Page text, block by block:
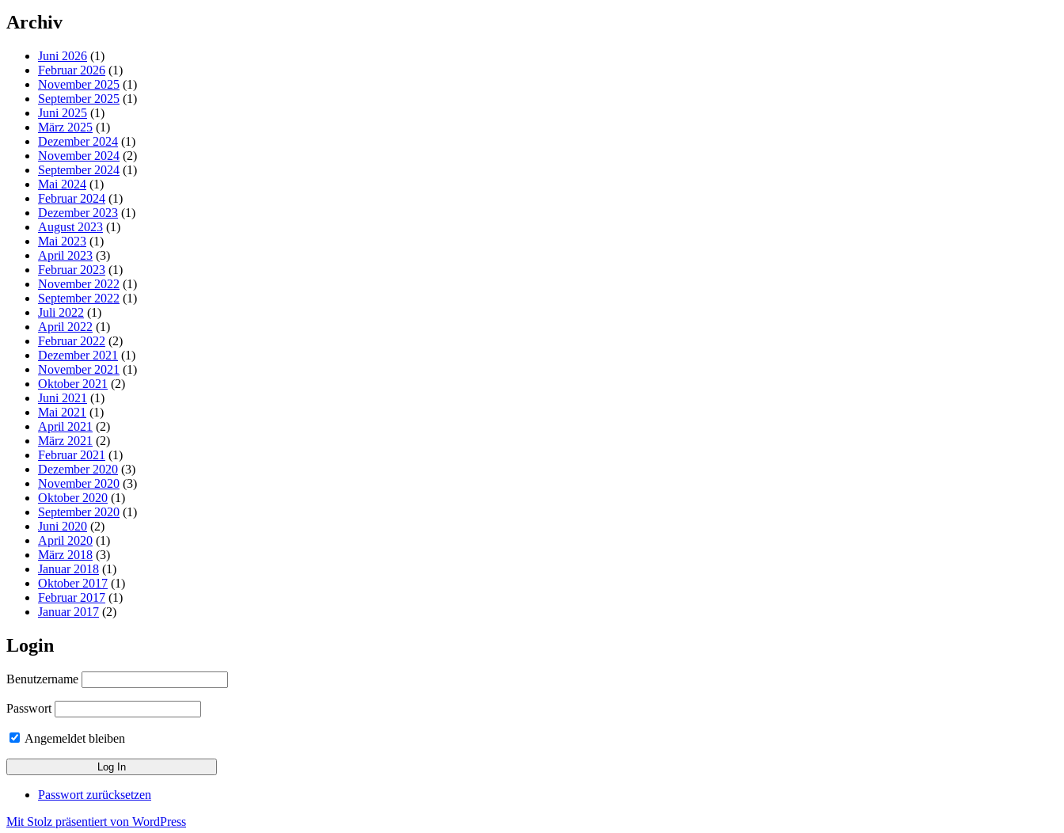
Archiv
Juni 2026 (1)
Februar 2026 (1)
November 2025 (1)
September 2025 (1)
Juni 2025 (1)
März 2025 (1)
Dezember 2024 (1)
November 2024 (2)
September 2024 (1)
Mai 2024 (1)
Februar 2024 (1)
Dezember 2023 (1)
August 2023 (1)
Mai 2023 (1)
April 2023 (3)
Februar 2023 (1)
November 2022 (1)
September 2022 (1)
Juli 2022 (1)
April 2022 (1)
Februar 2022 (2)
Dezember 2021 (1)
November 2021 (1)
Oktober 2021 (2)
Juni 2021 (1)
Mai 2021 (1)
April 2021 (2)
März 2021 (2)
Februar 2021 (1)
Dezember 2020 (3)
November 2020 (3)
Oktober 2020 (1)
September 2020 (1)
Juni 2020 (2)
April 2020 (1)
März 2018 (3)
Januar 2018 (1)
Oktober 2017 (1)
Februar 2017 (1)
Januar 2017 (2)
Login
Benutzername
Passwort
Angemeldet bleiben
Passwort zurücksetzen
Mit Stolz präsentiert von WordPress